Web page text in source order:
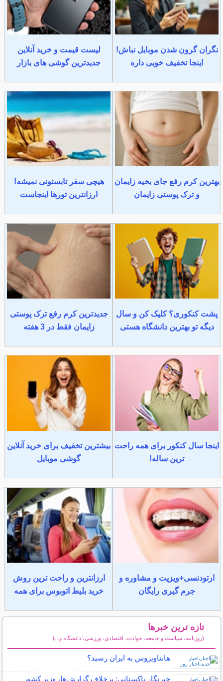
نگران گرون شدن موبایل نباش!
اینجا تخفیف خوبی داره
لیست قیمت و خرید آنلاین
جدیدترین گوشی های بازار
بهترین کرم رفع جای بخیه زایمان
و ترک پوستی زایمان
هیچی سفر تابستونی نمیشه!
ارزانترین تورها اینجاست
پشت کنکوری؟ کلیک کن و سال
دیگه تو بهترین دانشگاه هستی
جدیدترین کرم رفع ترک پوستی
زایمان فقط در 3 هفته
اینجا سال کنکور برای همه راحت
ترین ساله!
بیشترین تخفیف برای خرید آنلاین
گوشی موبایل
ارتودنسی+ویزیت و مشاوره و
جرم گیری رایگان
ارزانترین و راحت ترین روش
خرید بلیط اتوبوس برای همه
تازه ترین خبرها
(روزنامه، سیاست و جامعه، حوادث، اقتصادی، ورزشی، دانشگاه و...)
هانتاویروس به ایران رسید؟
خبرنگار پاکستانی: برخلاف گزارش‌ها، وزیر کشور